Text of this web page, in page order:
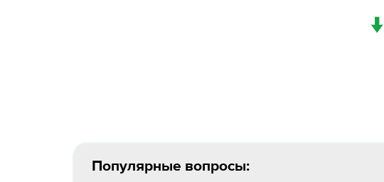
↓
Популярные вопросы: